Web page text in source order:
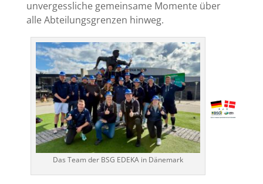
unvergessliche gemeinsame Momente über
alle Abteilungsgrenzen hinweg.
Das Team der BSG EDEKA in Dänemark